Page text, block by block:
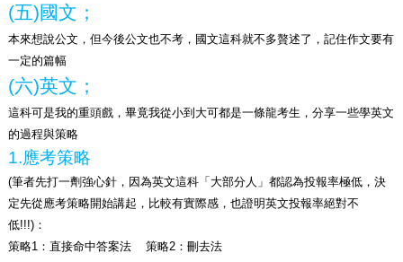
(五)國文；
本來想說公文，但今後公文也不考，國文這科就不多贅述了，記住作文要有
一定的篇幅
(六)英文；
這科可是我的重頭戲，畢竟我從小到大可都是一條龍考生，分享一些學英文
的過程與策略
1.應考策略
(筆者先打一劑強心針，因為英文這科「大部分人」都認為投報率極低，決
定先從應考策略開始講起，比較有實際感，也證明英文投報率絕對不
低!!!)：
策略1：直接命中答案法 策略2：刪去法